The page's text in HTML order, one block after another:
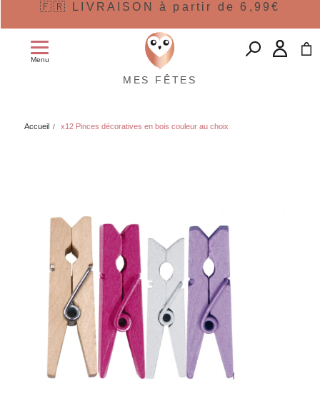
🇫🇷 LIVRAISON à partir de 6,99€
Menu
MES FÊTES
Accueil x12 Pinces décoratives en bois couleur au choix